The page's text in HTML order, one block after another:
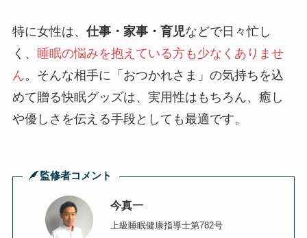
特に女性は、 仕事・家事・育児などで日々忙し
く、 睡眠の悩みを抱えている方も少なくありませ
ん。そんな相手に「おつかれさま」の気持ちを込
めて贈る快眠グッズは、実用性はもちろん、癒し
や優しさを伝える手段としても最適です。
監修者コメント
今真一
上級睡眠健康指導士第782号